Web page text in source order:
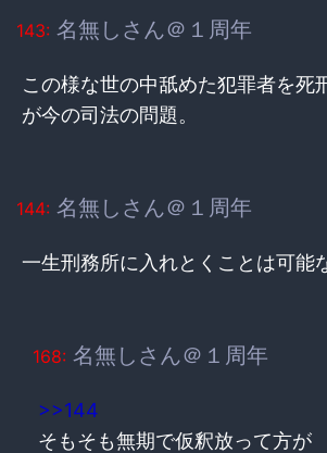
143: 名無しさん＠１周年
この様な世の中舐めた犯罪者を死
が今の司法の問題。
144: 名無しさん＠１周年
一生刑務所に入れとくことは可能
168: 名無しさん＠１周年
>>144
そもそも無期で仮釈放って方が